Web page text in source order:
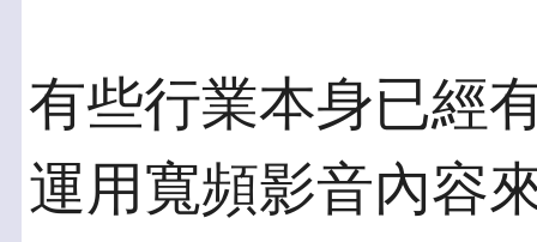
有些行業本身已經
運用寬頻影音內容